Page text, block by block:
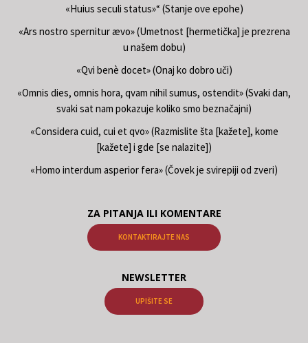
«Huius seculi status»“ (Stanje ove epohe)
«Ars nostro spernitur ævo» (Umetnost [hermetička] je prezrena
u našem dobu)
«Qvi benè docet» (Onaj ko dobro uči)
«Omnis dies, omnis hora, qvam nihil sumus, ostendit» (Svaki dan,
svaki sat nam pokazuje koliko smo beznačajni)
«Considera cuid, cui et qvo» (Razmislite šta [kažete], kome
[kažete] i gde [se nalazite])
«Homo interdum asperior fera» (Čovek je svirepiji od zveri)
ZA PITANJA ILI KOMENTARE
KONTAKTIRAJTE NAS
NEWSLETTER
UPIŠITE SE